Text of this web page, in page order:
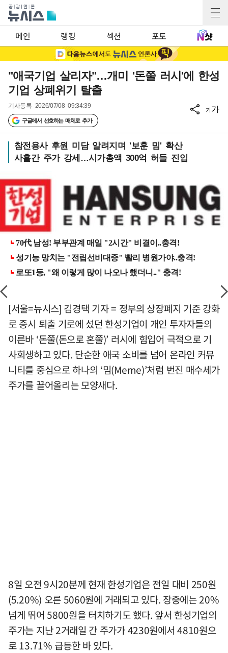
메인 랭킹 섹션 포토
"애국기업 살리자"…개미 '돈쭐 러시'에 한성
기업 상폐위기 탈출
기사등록 2026/07/08 09:34:39
구글에서 선호하는 매체로 추가
가가
참전용사 후원 미담 알려지며 '보훈 밈' 확산
사흘간 주가 강세…시가총액 300억 허들 진입
[서울=뉴시스] 김경택 기자 = 정부의 상장폐지 기준 강화
로 증시 퇴출 기로에 섰던 한성기업이 개인 투자자들의
이른바 ‘돈쭐(돈으로 혼쭐)’ 러시에 힘입어 극적으로 기
사회생하고 있다. 단순한 애국 소비를 넘어 온라인 커뮤
니티를 중심으로 하나의 ‘밈(Meme)’처럼 번진 매수세가
주가를 끌어올리는 모양새다.
8일 오전 9시20분께 현재 한성기업은 전일 대비 250원
(5.20%) 오른 5060원에 거래되고 있다. 장중에는 20%
넘게 뛰어 5800원을 터치하기도 했다. 앞서 한성기업의
주가는 지난 2거래일 간 주가가 4230원에서 4810원으
로 13.71% 급등한 바 있다.